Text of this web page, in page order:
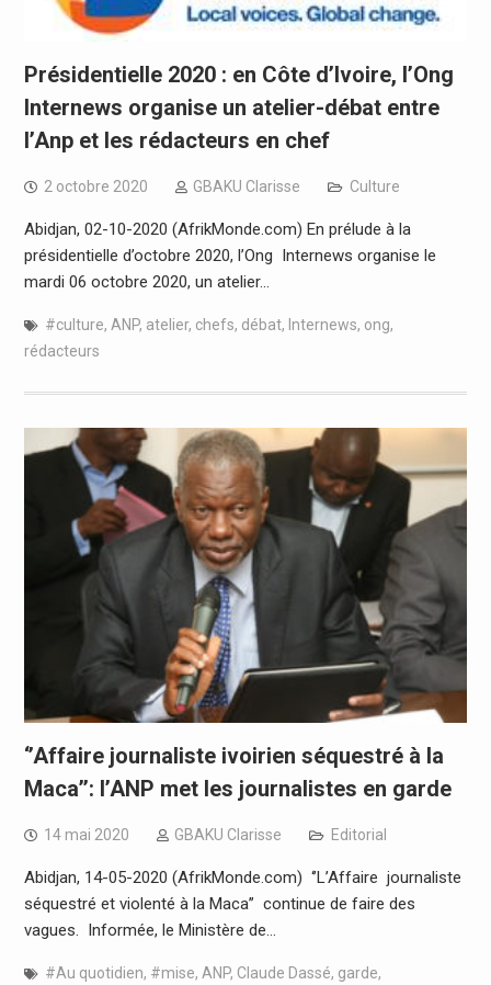
Présidentielle 2020 : en Côte d’Ivoire, l’Ong
Internews organise un atelier-débat entre
l’Anp et les rédacteurs en chef
2 octobre 2020 GBAKU Clarisse Culture
Abidjan, 02-10-2020 (AfrikMonde.com) En prélude à la
présidentielle d’octobre 2020, l’Ong Internews organise le
mardi 06 octobre 2020, un atelier…
#culture, ANP, atelier, chefs, débat, Internews, ong,
rédacteurs
‘’Affaire journaliste ivoirien séquestré à la
Maca’’: l’ANP met les journalistes en garde
14 mai 2020 GBAKU Clarisse Editorial
Abidjan, 14-05-2020 (AfrikMonde.com) ‘’L’Affaire journaliste
séquestré et violenté à la Maca’’ continue de faire des
vagues. Informée, le Ministère de…
#Au quotidien, #mise, ANP, Claude Dassé, garde,